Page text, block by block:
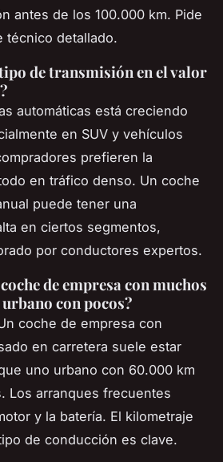
antes de los 100.000 km. Pide
técnico detallado.
de transmisión en el valor
automáticas está creciendo
en SUV y vehículos
prefieren la
en tráfico denso. Un coche
puede tener una
en ciertos segmentos,
por conductores expertos.
de empresa con muchos
con pocos?
coche de empresa con
en carretera suele estar
uno urbano con 60.000 km
Los arranques frecuentes
y la batería. El kilometraje
de conducción es clave.